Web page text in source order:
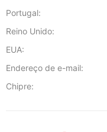
Portugal:
Reino Unido:
EUA:
Endereço de e-mail:
Chipre: